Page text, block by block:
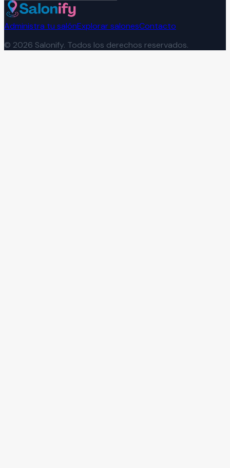
Administra tu salónExplorar salonesContacto
© 2026 Salonify. Todos los derechos reservados.